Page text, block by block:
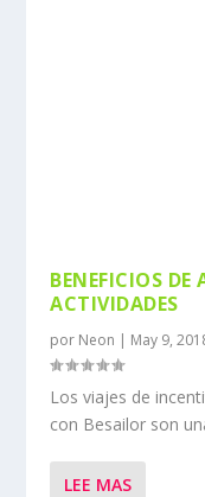
BENEFICIOS
ACTIVIDADES
por Neon | May 9,
Los viajes de
con Besailor son
LEE MAS